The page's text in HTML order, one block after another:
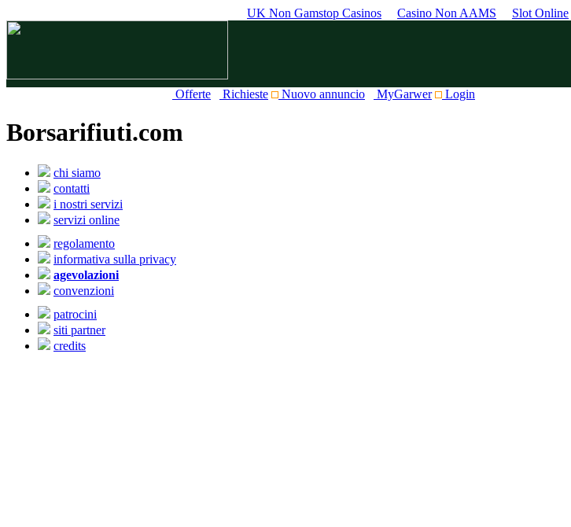
UK Non Gamstop Casinos Casino Non AAMS Slot Online
Offerte Richieste Nuovo annuncio MyGarwer Login
Borsarifiuti.com
chi siamo
contatti
i nostri servizi
servizi online
regolamento
informativa sulla privacy
agevolazioni
convenzioni
patrocini
siti partner
credits